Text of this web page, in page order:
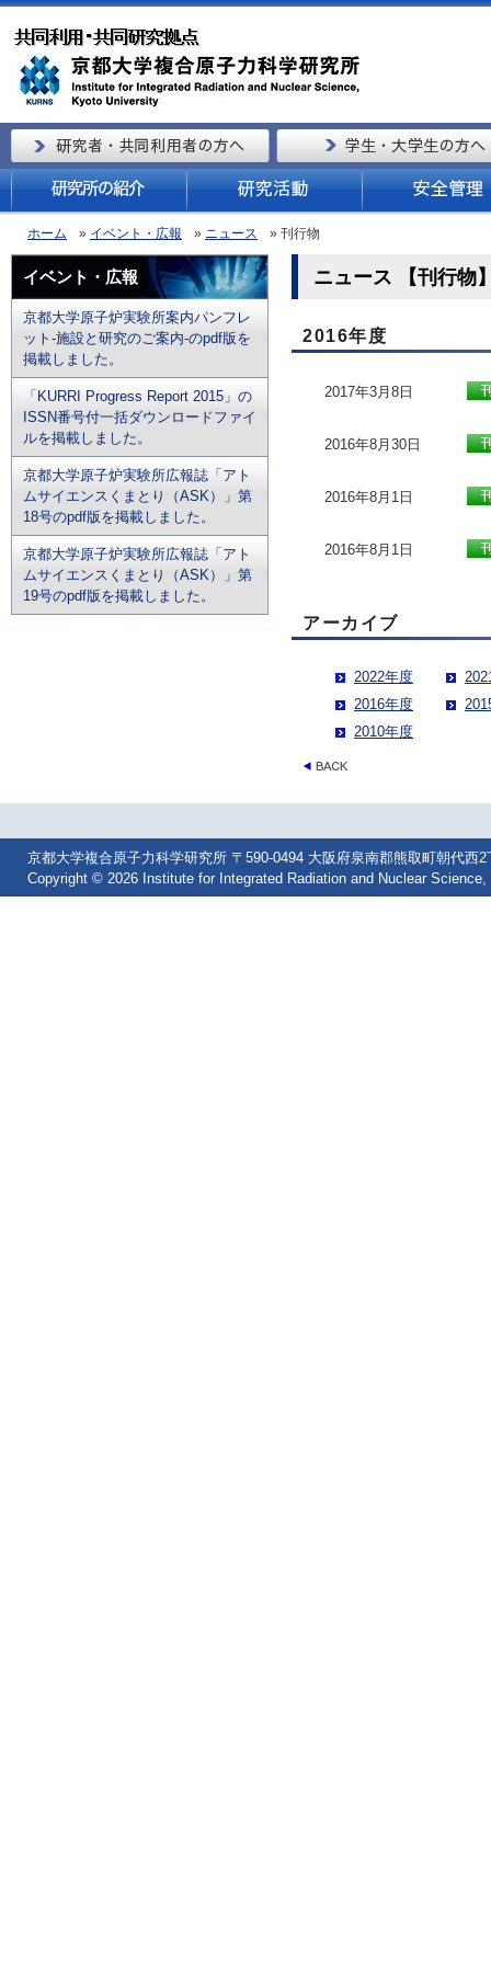
ホーム » イベント・広報 » ニュース » 刊行物
イベント・広報
京都大学原子炉実験所案内パンフレ
ット-施設と研究のご案内-のpdf版を
掲載しました。
「KURRI Progress Report 2015」の
ISSN番号付一括ダウンロードファイ
ルを掲載しました。
京都大学原子炉実験所広報誌「アト
ムサイエンスくまとり（ASK）」第
18号のpdf版を掲載しました。
京都大学原子炉実験所広報誌「アト
ムサイエンスくまとり（ASK）」第
19号のpdf版を掲載しました。
ニュース 【刊行物
2016年度
2017年3月8日
2016年8月30日
2016年8月1日
2016年8月1日
アーカイブ
2022年度
2016年度
2010年度
京都大学複合原子力科学研究所 〒590-0494 大阪府泉南郡熊取町朝代西
Copyright © 2026 Institute for Integrated Radiation and Nuclear